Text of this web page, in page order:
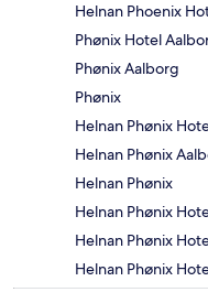
Helnan Phoenix
Phønix Hotel
Phønix Aalborg
Phønix
Helnan Phønix
Helnan Phønix
Helnan Phønix
Helnan Phønix
Helnan Phønix
Helnan Phønix